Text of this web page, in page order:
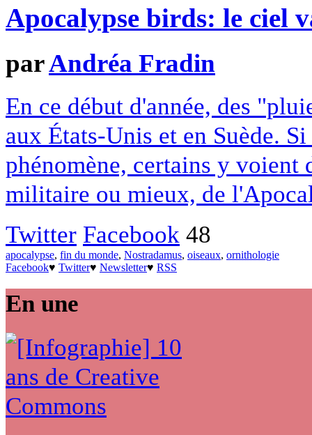
Apocalypse birds: le ciel
parAndréa Fradin
En ce début d'année, des
aux États-Unis et en Suède.
phénomène, certains y voient
militaire ou mieux, de
Twitter Facebook 48
apocalypse, fin du monde, Nostradamus, oiseaux, ornithologie
Facebook♥ Twitter♥ Newsletter♥ RSS
En une